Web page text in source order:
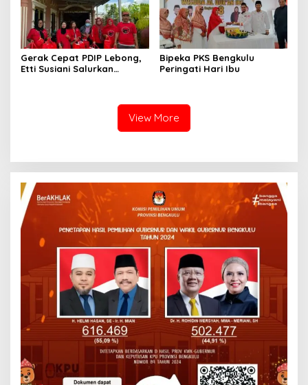
Gerak Cepat PDIP Lebong,
Etti Susiani Salurkan
Bipeka PKS Bengkulu
Peringati Hari Ibu
View More